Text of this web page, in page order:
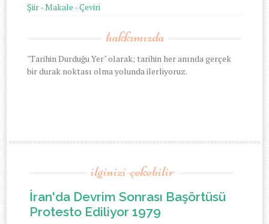
Şiir - Makale - Çeviri
hakkımızda
"Tarihin Durduğu Yer" olarak; tarihin her anında gerçek
bir durak noktası olma yolunda ilerliyoruz.
ilginizi-çekebilir
İran'da Devrim Sonrası Başörtüsü
Protesto Ediliyor 1979